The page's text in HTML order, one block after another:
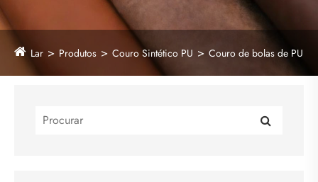
Lar Produtos Couro Sintético PU Couro de bolas de PU